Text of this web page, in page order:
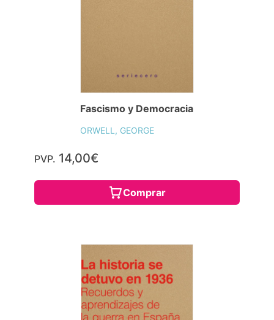
Fascismo y Democracia
ORWELL, GEORGE
PVP. 14,00€
Comprar